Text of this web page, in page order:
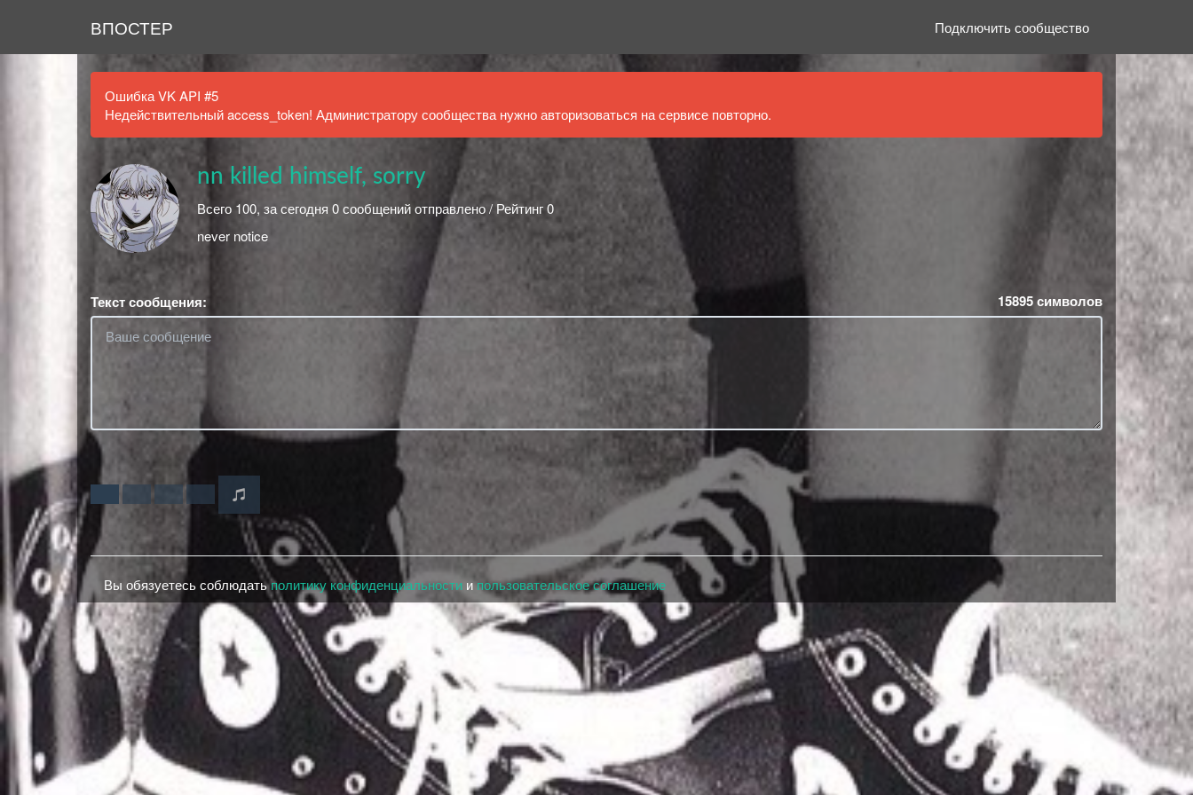
ВПОСТЕР Подключить сообщество
Ошибка VK API #5
Недействительный access_token! Администратору сообщества нужно авторизоваться на сервисе повторно.
nn killed himself, sorry
Всего 100, за сегодня 0 сообщений отправлено / Рейтинг 0
never notice
Текст сообщения: 15895символов
Вы обязуетесь соблюдатьполитику конфиденциальности ипользовательское соглашение